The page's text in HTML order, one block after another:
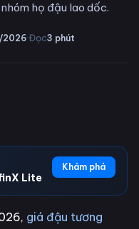
họ đậu lao dốc.
·Đọc3 phút
Lite
Khám phá
giá đậu tương